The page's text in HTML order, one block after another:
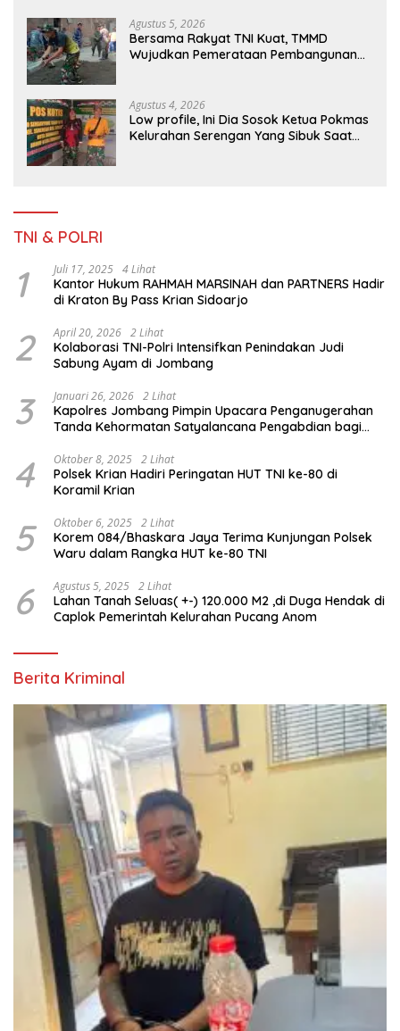
Agustus 5, 2026
Bersama Rakyat TNI Kuat, TMMD
Wujudkan Pemerataan Pembangunan
Agustus 4, 2026
Low profile, Ini Dia Sosok Ketua Pokmas
Kelurahan Serengan Yang Sibuk Saat
TNI & POLRI
1 Juli 17, 2025 4 Lihat
Kantor Hukum RAHMAH MARSINAH dan PARTNERS Hadir
di Kraton By Pass Krian Sidoarjo
2 April 20, 2026 2 Lihat
Kolaborasi TNI-Polri Intensifkan Penindakan Judi
Sabung Ayam di Jombang
3 Januari 26, 2026 2 Lihat
Kapolres Jombang Pimpin Upacara Penganugerahan
Tanda Kehormatan Satyalancana Pengabdian bagi
4 Oktober 8, 2025 2 Lihat
Polsek Krian Hadiri Peringatan HUT TNI ke-80 di
Koramil Krian
5 Oktober 6, 2025 2 Lihat
Korem 084/Bhaskara Jaya Terima Kunjungan Polsek
6 Agustus 5, 2025 2 Lihat
Lahan Tanah Seluas( +-) 120.000 M2 ,di Duga Hendak di
Caplok Pemerintah Kelurahan Pucang Anom
Berita Kriminal